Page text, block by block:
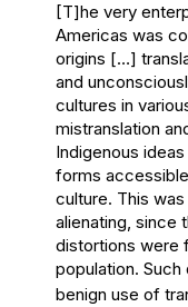
[T]he very
Americas was
origins […]
and
cultures in
mistranslation
Indigenous
forms
culture. This
alienating, since
distortions were
population.
benign use of